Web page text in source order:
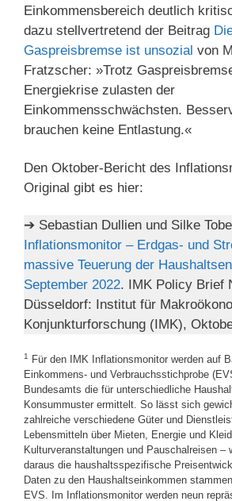
Einkommensbereich deutlich
dazu stellvertretend der Beitrag
Gaspreisbremse ist unsozial von
Fratzscher: »Trotz
Energiekrise zulasten der
Einkommensschwächsten.
brauchen keine Entlastung.«
Den Oktober-Bericht des
Original gibt es hier:
➔ Sebastian Dullien und Silke
Inflationsmonitor – Erdgas- und
massive Teuerung der
September 2022. IMK Policy Brief
Düsseldorf: Institut für
Konjunkturforschung (IMK),
1
Für den IMK Inflationsmonitor werden auf
Einkommens- und Verbrauchsstichprobe
Bundesamts die für unterschiedliche
Konsummuster ermittelt. So lässt sich
zahlreiche verschiedene Güter und
Lebensmitteln über Mieten, Energie und
Kulturveranstaltungen und Pauschalreisen –
daraus die haushaltsspezifische
Daten zu den Haushaltseinkommen
EVS. Im Inflationsmonitor werden neun